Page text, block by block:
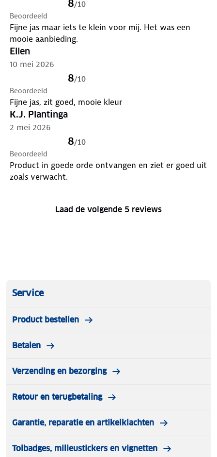
8/10
Beoordeeld
Fijne jas maar iets te klein voor mij. Het was een
mooie aanbieding.
Ellen
10 mei 2026
8/10
Beoordeeld
Fijne jas, zit goed, mooie kleur
K.J. Plantinga
2 mei 2026
8/10
Beoordeeld
Product in goede orde ontvangen en ziet er goed uit
zoals verwacht.
Laad de volgende 5 reviews
Service
Product bestellen
Betalen
Verzending en bezorging
Retour en terugbetaling
Garantie, reparatie en artikelklachten
Tolbadges, milieustickers en vignetten